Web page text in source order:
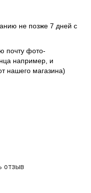
не позже 7 дней с
почту фото-
например, и
нашего магазина)
отзыв